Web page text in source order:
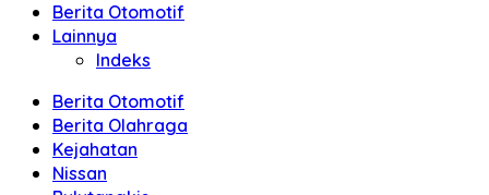
Berita Otomotif
Lainnya
Indeks
Berita Otomotif
Berita Olahraga
Kejahatan
Nissan